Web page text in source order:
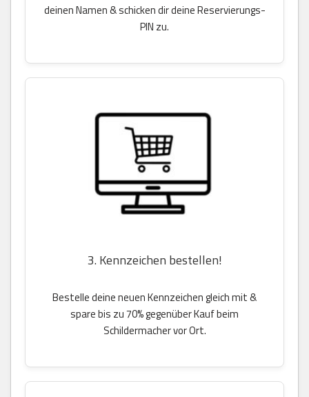
deinen Namen & schicken dir deine Reservierungs-
PIN zu.
3. Kennzeichen bestellen!
Bestelle deine neuen Kennzeichen gleich mit &
spare bis zu 70% gegenüber Kauf beim
Schildermacher vor Ort.